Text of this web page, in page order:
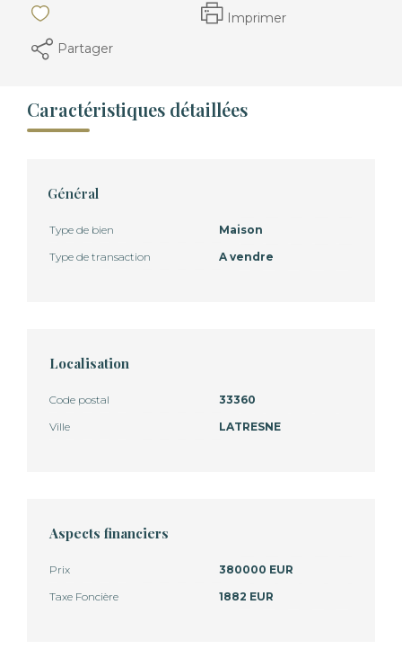
Imprimer
Partager
Caractéristiques détaillées
Général
Type de bien
Maison
Type de transaction
A vendre
Localisation
Code postal
33360
Ville
LATRESNE
Aspects financiers
Prix
380000 EUR
Taxe Foncière
1882 EUR